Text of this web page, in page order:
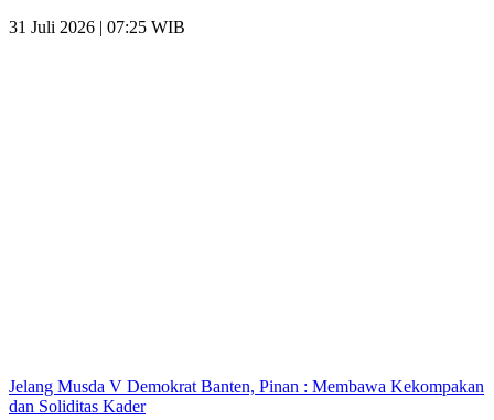
31 Juli 2026 | 07:25 WIB
Jelang Musda V Demokrat Banten, Pinan : Membawa Kekompakan
dan Soliditas Kader